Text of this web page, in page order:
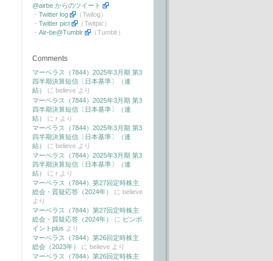
@airbe からのツイート
・ Twitter log
（Twilog）
・ Twitter pict
（Twitpic）
・ Air-be@Tumblr （Tumblr）
Comments
マーベラス（7844）2025年3月期 第3
四半期決算短信〔日本基準〕（連
結）
に believe より
マーベラス（7844）2025年3月期 第3
四半期決算短信〔日本基準〕（連
結）
に r より
マーベラス（7844）2025年3月期 第3
四半期決算短信〔日本基準〕（連
結）
に believe より
マーベラス（7844）2025年3月期 第3
四半期決算短信〔日本基準〕（連
結）
に r より
マーベラス（7844）第27回定時株主
総会・質疑応答（2024年）
に believe
より
マーベラス（7844）第27回定時株主
総会・質疑応答（2024年）
に ピンポ
イントplus より
マーベラス（7844）第26回定時株主
総会（2023年）
に believe より
マーベラス（7844）第26回定時株主